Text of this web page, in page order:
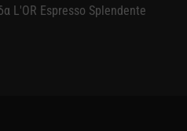
L'OR Espresso Splendente